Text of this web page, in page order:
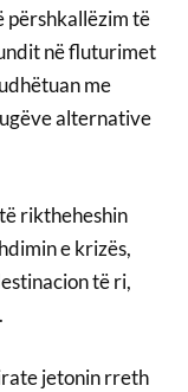
përshkallëzim të
në fluturimet
me
alternative
riktheheshin
e krizës,
të ri,
jetonin rreth